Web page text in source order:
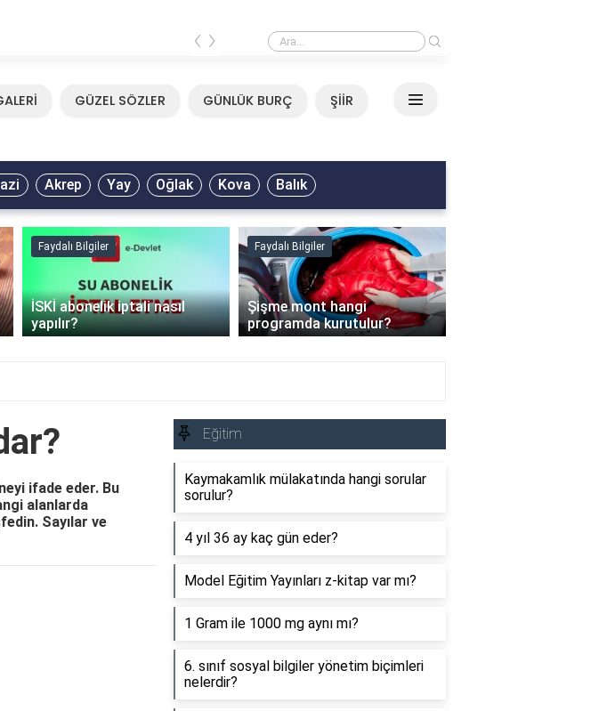
Mirkelam - Tavla Sözleri
‹ ›
GÜZEL SÖZLER GÜNLÜK BURÇ ŞİİR
Akrep Yay Oğlak Kova Balık
Faydalı Bilgiler
İSKİ abonelik iptali nasıl
yapılır?
Faydalı Bilgiler
Şişme mont hangi
programda kurutulur?
›
ifade eder. Bu
alanlarda
Sayılar ve
Eğitim
Kaymakamlık mülakatında hangi sorular
sorulur?
4 yıl 36 ay kaç gün eder?
Model Eğitim Yayınları z-kitap var mı?
1 Gram ile 1000 mg aynı mı?
6. sınıf sosyal bilgiler yönetim biçimleri
nelerdir?